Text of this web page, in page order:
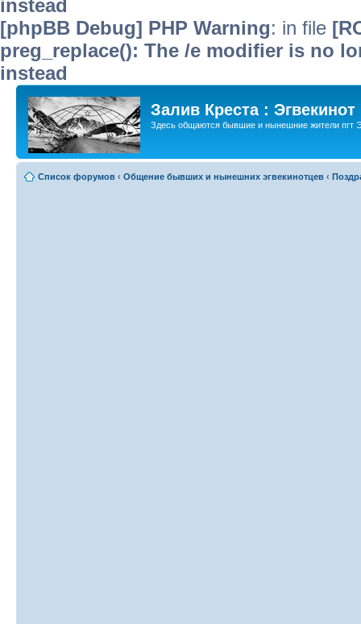
instead
[phpBB Debug] PHP Warning: in file
preg_replace(): The /e modifier is no
instead
Залив Креста : Эгвекинот
Здесь общаются бывшие и нынешние жители пгт
Список форумов ‹ Общение бывших и нынешних эгвекинотцев ‹